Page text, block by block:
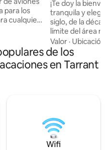
para los
cualquier
única,
y
volar.
hasta el
temática
con vista
¡Te doy la
tranquila y
siglo, de la
límite del área
Worth! Con una
extiende por el
Worth y la Base
de la NAS. Una de
Worth en 20
820 brinda
área de DFW. A
Valor · Ubicación
de los
en Tarrant
Wifi